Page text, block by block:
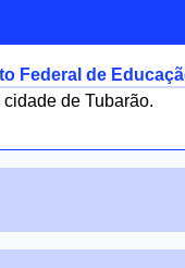
Federal de
de Tubarão.